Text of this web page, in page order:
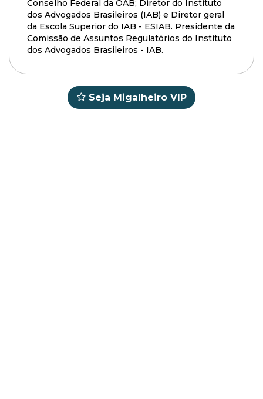
Conselho Federal da OAB; Diretor do Instituto
dos Advogados Brasileiros (IAB) e Diretor geral
da Escola Superior do IAB - ESIAB. Presidente da
Comissão de Assuntos Regulatórios do Instituto
dos Advogados Brasileiros - IAB.
Seja Migalheiro VIP